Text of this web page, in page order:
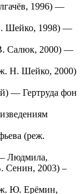
1996) —
Шейко, 1998) —
Салюк, 2000) —
Н. Шейко, 2000)
— Гертруда фон
(реж.
Людмила,
Сенин, 2003) –
Ю. Ерёмин,